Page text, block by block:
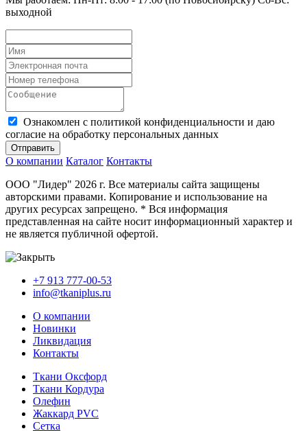
выходной
Ознакомлен с политикой конфиденциальности и даю
согласие на обработку персональных данных
Отправить
О компании Каталог Контакты
ООО "Лидер" 2026 г. Все материалы сайта защищены
авторскими правами. Копирование и использование на
других ресурсах запрещено. * Вся информация
представленная на сайте носит информационный характер и
не является публичной офертой.
+7 913 777-00-53
info@tkaniplus.ru
О компании
Новинки
Ликвидация
Контакты
Ткани Оксфорд
Ткани Кордура
Олефин
Жаккард PVC
Сетка